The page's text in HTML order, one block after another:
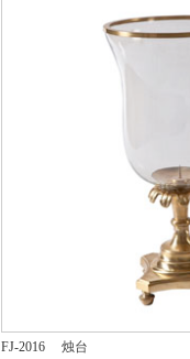
FJ-2016 烛台